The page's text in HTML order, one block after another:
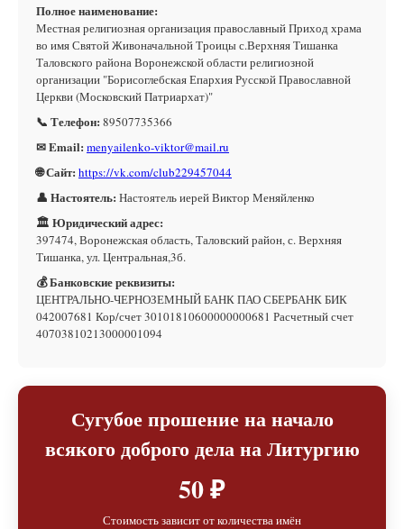
Полное наименование:
Местная религиозная организация православный Приход храма
во имя Святой Живоначальной Троицы с.Верхняя Тишанка
Таловского района Воронежской области религиозной
организации "Борисоглебская Епархия Русской Православной
Церкви (Московский Патриархат)"
📞 Телефон: 89507735366
✉ Email: menyailenko-viktor@mail.ru
🌐 Сайт: https://vk.com/club229457044
👤 Настоятель: Настоятель иерей Виктор Меняйленко
🏛 Юридический адрес:
397474, Воронежская область, Таловский район, с. Верхняя
Тишанка, ул. Центральная,3б.
💰 Банковские реквизиты:
ЦЕНТРАЛЬНО-ЧЕРНОЗЕМНЫЙ БАНК ПАО СБЕРБАНК БИК
042007681 Кор/счет 30101810600000000681 Расчетный счет
40703810213000001094
Сугубое прошение на начало
всякого доброго дела на Литургию
50 ₽
Стоимость зависит от количества имён